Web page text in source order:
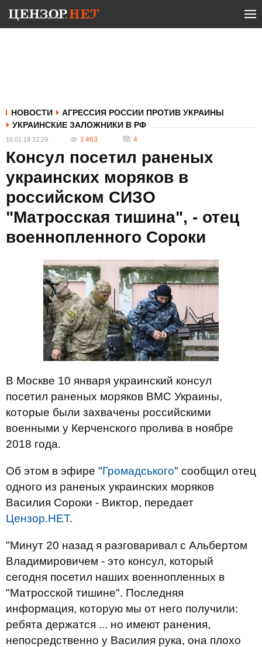
НОВОСТИ
АГРЕССИЯ РОССИИ ПРОТИВ УКРАИНЫ
УКРАИНСКИЕ ЗАЛОЖНИКИ В РФ
10.01.19 22:29 1 463 4
Консул посетил раненых
украинских моряков в
российском СИЗО
"Матросская тишина", - отец
военнопленного Сороки
В Москве 10 января украинский консул
посетил раненых моряков ВМС Украины,
которые были захвачены российскими
военными у Керченского пролива в ноябре
2018 года.
Об этом в эфире "Громадського" сообщил отец
одного из раненых украинских моряков
Василия Сороки - Виктор, передает
Цензор.НЕТ.
"Минут 20 назад я разговаривал с Альбертом
Владимировичем - это консул, который
сегодня посетил наших военнопленных в
"Матросской тишине". Последняя
информация, которую мы от него получили:
ребята держатся ... но имеют ранения,
непосредственно у Василия рука, она плохо